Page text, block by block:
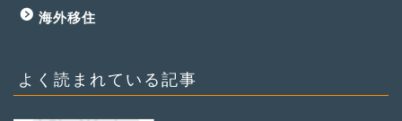
海外移住
よく読まれている記事